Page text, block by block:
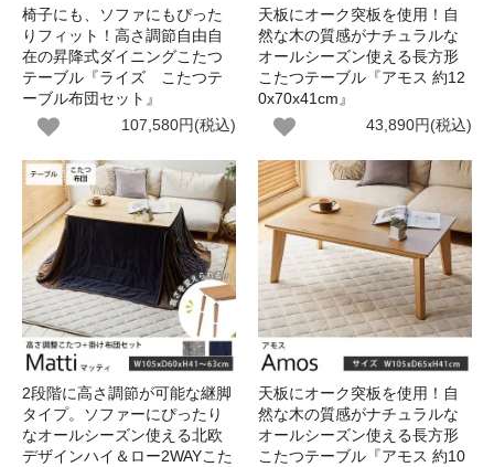
椅子にも、ソファにもぴった
りフィット！高さ調節自由自
在の昇降式ダイニングこたつ
テーブル『ライズ こたつテ
ーブル布団セット』
107,580円(税込)
天板にオーク突板を使用！自
然な木の質感がナチュラルな
オールシーズン使える長方形
こたつテーブル『アモス 約12
0x70x41cm』
43,890円(税込)
2段階に高さ調節が可能な継脚
タイプ。ソファーにぴったり
なオールシーズン使える北欧
デザインハイ＆ロー2WAYこた
天板にオーク突板を使用！自
然な木の質感がナチュラルな
オールシーズン使える長方形
こたつテーブル『アモス 約10